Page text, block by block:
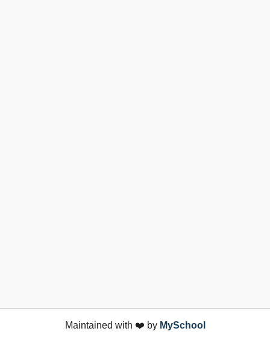
Maintained with ❤️ by MySchool